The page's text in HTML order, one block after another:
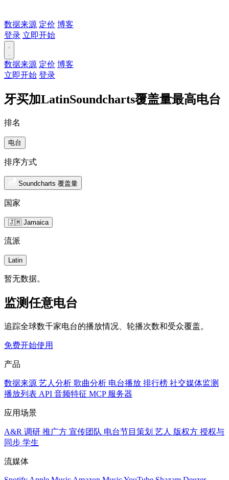
数据来源 定价 博客
登录 立即开始
数据来源 定价 博客
立即开始 登录
牙买加LatinSoundcharts覆盖量最高电台
排名
电台
排序方式
Soundcharts 覆盖量
国家
🇯🇲 Jamaica
流派
Latin
暂无数据。
监测任意电台
追踪全球数千家电台的播放情况、轮播次数和受众覆盖。
免费开始使用
产品
数据来源 艺人分析 歌曲分析 电台播放 排行榜 社交媒体监测
播放列表 API 音频特征 MCP 服务器
应用场景
A&R 调研 推广方 宣传团队 电台节目策划 艺人 版权方 授权与
同步 学生
流媒体